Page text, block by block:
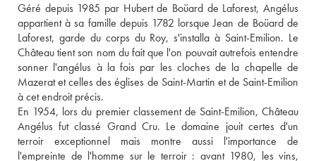
Géré depuis 1985 par Hubert de Boüard de Laforest, Angélus
appartient à sa famille depuis 1782 lorsque Jean de Boüard de
Laforest, garde du corps du Roy, s'installa à Saint-Emilion. Le
Château tient son nom du fait que l'on pouvait autrefois entendre
sonner l'angélus à la fois par les cloches de la chapelle de
Mazerat et celles des églises de Saint-Martin et de Saint-Emilion
à cet endroit précis.
En 1954, lors du premier classement de Saint-Emilion, Château
Angélus fut classé Grand Cru. Le domaine jouit certes d'un
terroir exceptionnel mais montre aussi l'importance de
l'empreinte de l'homme sur le terroir : avant 1980, les vins,